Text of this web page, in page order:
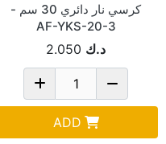
كرسي نار دائري 30 سم -
AF-YKS-20-3
د.ك 2.050
ADD